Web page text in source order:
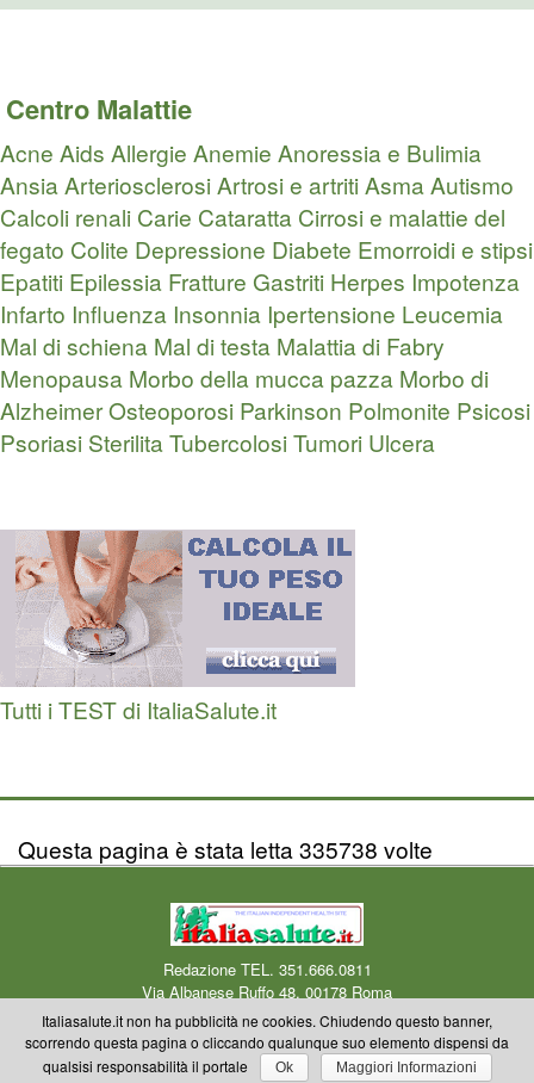
Centro Malattie
Acne Aids Allergie Anemie Anoressia e Bulimia
AnsiaArteriosclerosiArtrosi e artritiAsmaAutismo
Calcoli renali Carie Cataratta Cirrosi e malattie del
fegato Colite Depressione Diabete Emorroidi e stipsi
Epatiti Epilessia Fratture Gastriti Herpes Impotenza
Infarto Influenza Insonnia Ipertensione Leucemia
Mal di schiena Mal di testa Malattia di Fabry
Menopausa Morbo della mucca pazza Morbo di
AlzheimerOsteoporosi Parkinson Polmonite Psicosi
Psoriasi SterilitaTubercolosiTumori Ulcera
Tutti i TEST di ItaliaSalute.it
Questa pagina è stata letta 335738 volte
Redazione TEL. 351.666.0811
Via Albanese Ruffo 48, 00178 Roma
Centro Medico Okmedicina.it Via Albanese Ruffo 40-46, 00178 Roma
redazione
Copyright © 2000-2023 Okmedicina ONLUS Riproduzione riservata anche
Italiasalute.it non ha pubblicità ne cookies. Chiudendo questo banner,
scorrendo questa pagina o cliccando qualunque suo elemento dispensi da
qualsisi responsabilità il portale
Ok Maggiori Informazioni